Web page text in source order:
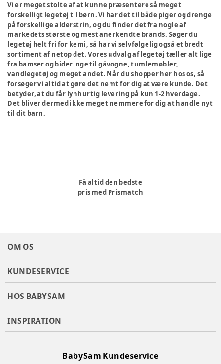
Vi er meget stolte af at kunne præsentere så meget
forskelligt legetøj til børn. Vi har det til både piger og drenge
på forskellige alderstrin, og du finder det fra nogle af
markedets største og mest anerkendte brands. Søger du
legetøj helt fri for kemi, så har vi selvfølgelig også et bredt
sortiment af netop det. Vores udvalg af legetøj tæller alt lige
fra bamser og bideringe til gåvogne, tumlemøbler,
vandlegetøj og meget andet. Når du shopper her hos os, så
forsøger vi altid at gøre det nemt for dig at være kunde. Det
betyder, at du får lynhurtig levering på kun 1-2 hverdage.
Det bliver dermed ikke meget nemmere for dig at handle nyt
til dit barn.
Få altid den bedste
pris med Prismatch
OM OS
KUNDESERVICE
HOS BABYSAM
INSPIRATION
BabySam Kundeservice